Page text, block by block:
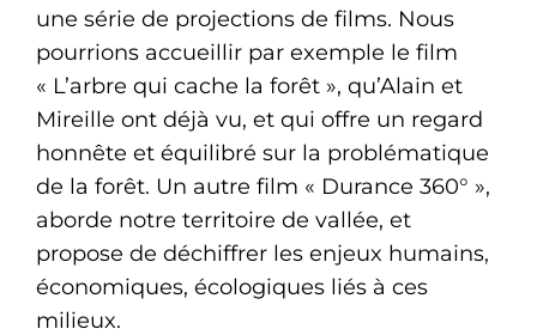
une série de projections de films. Nous
pourrions accueillir par exemple le film
« L’arbre qui cache la forêt », qu’Alain et
Mireille ont déjà vu, et qui offre un regard
honnête et équilibré sur la problématique
de la forêt. Un autre film « Durance 360° »,
aborde notre territoire de vallée, et
propose de déchiffrer les enjeux humains,
économiques, écologiques liés à ces
milieux.